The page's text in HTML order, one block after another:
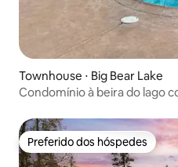
Townhouse ⋅ Big Bear Lake
Condomínio à beira do lago
Preferido dos hóspedes
Preferido dos hóspedes